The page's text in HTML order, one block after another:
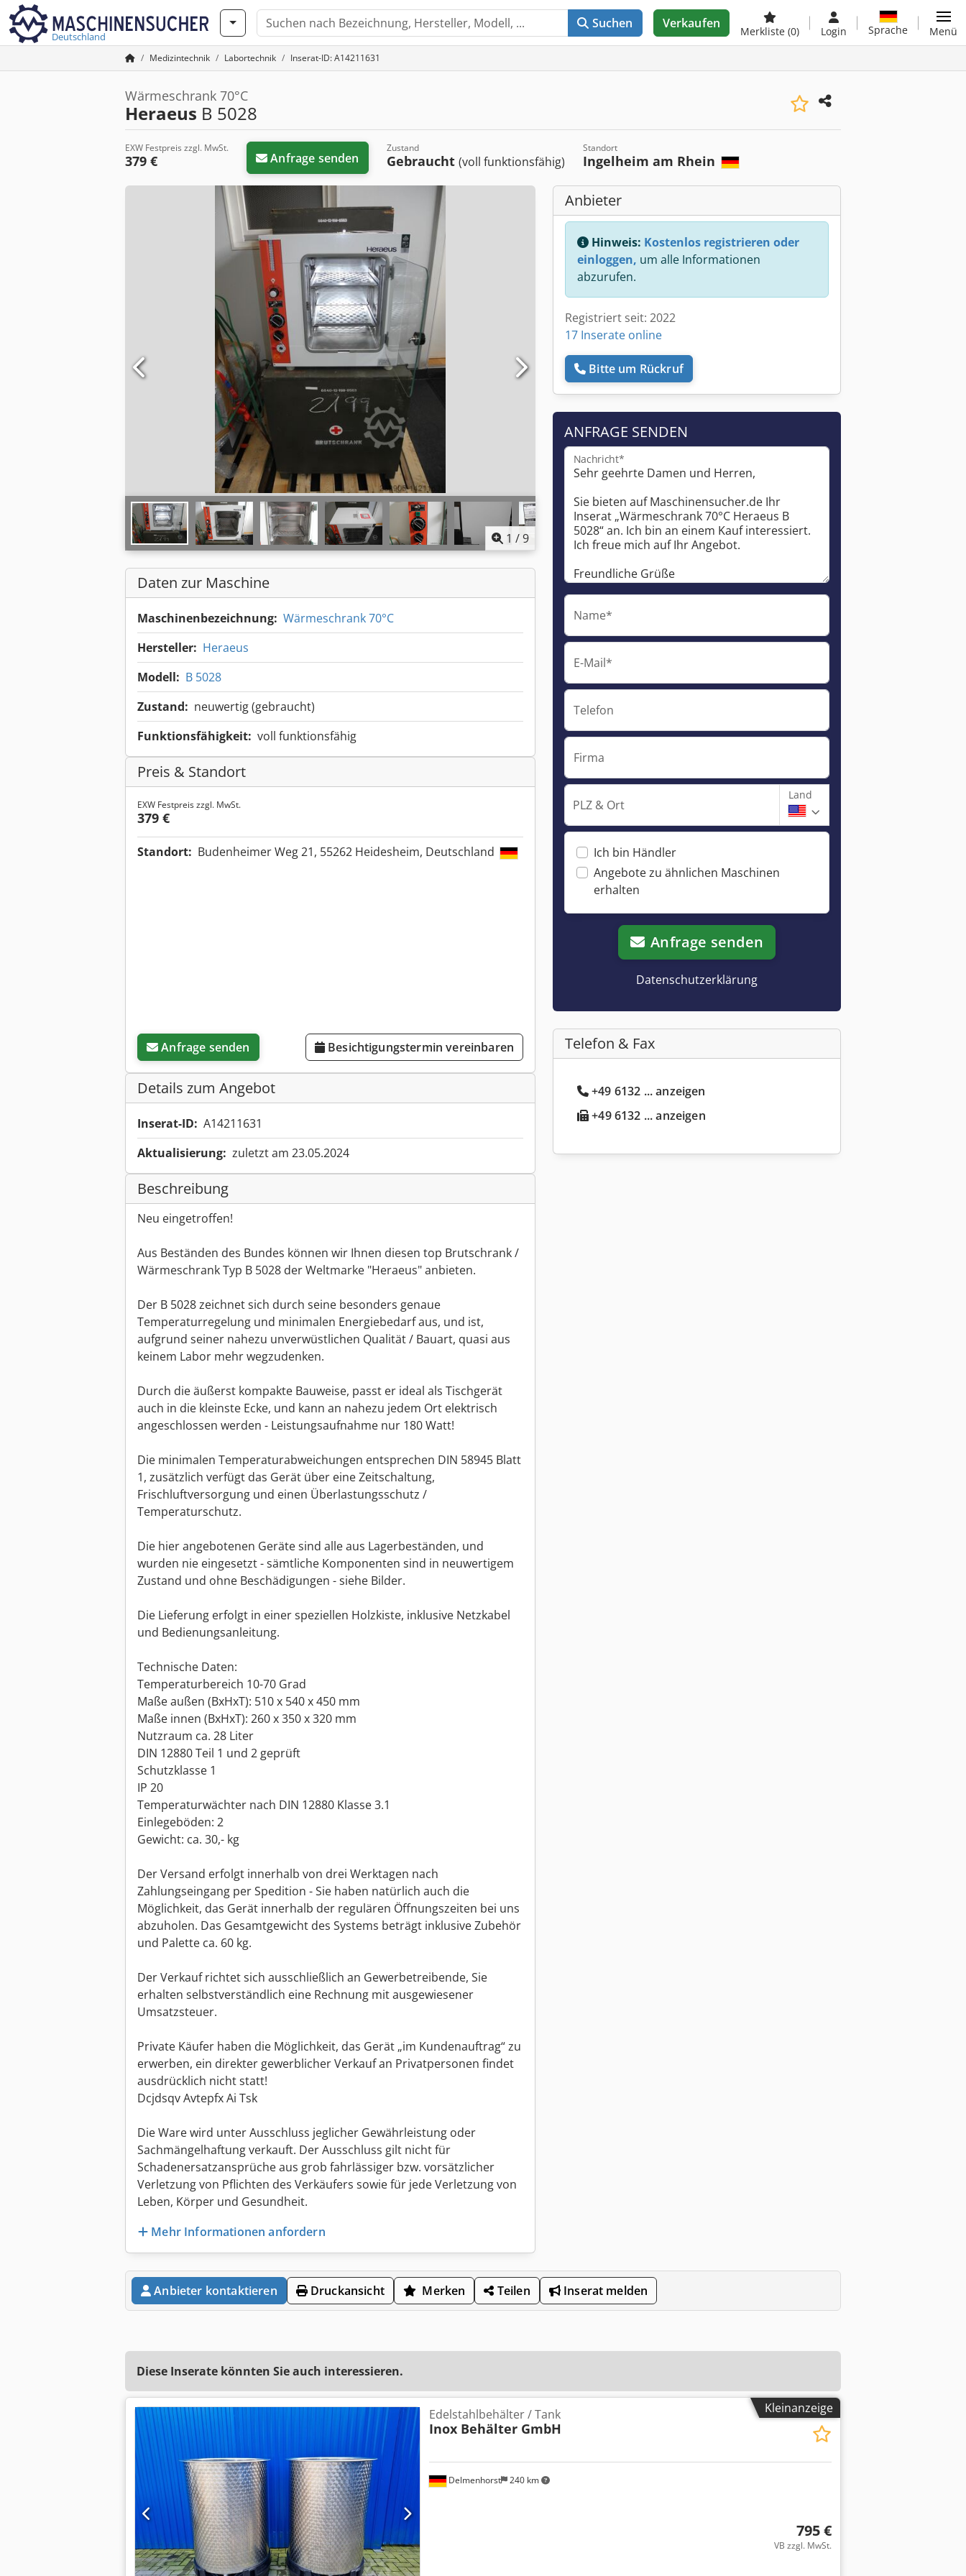
Deutschland
Suchen Verkaufen
Merkliste (0) Login Sprache Menü
Medizintechnik Labortechnik Inserat-ID: A14211631
Wärmeschrank 70°C
Heraeus B 5028
EXW Festpreis zzgl. MwSt.
379 € Anfrage senden
Zustand
Gebraucht (voll funktionsfähig)
Standort
Ingelheim am Rhein
1 /9
Daten zur Maschine
Maschinenbezeichnung: Wärmeschrank 70°C
Hersteller: Heraeus
Modell: B 5028
Zustand: neuwertig (gebraucht)
Funktionsfähigkeit: voll funktionsfähig
Preis & Standort
EXW Festpreis zzgl. MwSt.
379 €
Standort: Budenheimer Weg 21, 55262 Heidesheim, Deutschland
Anfrage senden Besichtigungstermin vereinbaren
Details zum Angebot
Inserat-ID: A14211631
Aktualisierung: zuletzt am 23.05.2024
Beschreibung
Neu eingetroffen!
Aus Beständen des Bundes können wir Ihnen diesen top Brutschrank /
Wärmeschrank Typ B 5028 der Weltmarke "Heraeus" anbieten.
Der B 5028 zeichnet sich durch seine besonders genaue
Temperaturregelung und minimalen Energiebedarf aus, und ist,
aufgrund seiner nahezu unverwüstlichen Qualität / Bauart, quasi aus
keinem Labor mehr wegzudenken.
Durch die äußerst kompakte Bauweise, passt er ideal als Tischgerät
auch in die kleinste Ecke, und kann an nahezu jedem Ort elektrisch
angeschlossen werden - Leistungsaufnahme nur 180 Watt!
Die minimalen Temperaturabweichungen entsprechen DIN 58945 Blatt
1, zusätzlich verfügt das Gerät über eine Zeitschaltung,
Frischluftversorgung und einen Überlastungsschutz /
Temperaturschutz.
Die hier angebotenen Geräte sind alle aus Lagerbeständen, und
wurden nie eingesetzt - sämtliche Komponenten sind in neuwertigem
Zustand und ohne Beschädigungen - siehe Bilder.
Die Lieferung erfolgt in einer speziellen Holzkiste, inklusive Netzkabel
und Bedienungsanleitung.
Technische Daten:
Temperaturbereich 10-70 Grad
Maße außen (BxHxT): 510 x 540 x 450 mm
Maße innen (BxHxT): 260 x 350 x 320 mm
Nutzraum ca. 28 Liter
DIN 12880 Teil 1 und 2 geprüft
Schutzklasse 1
IP 20
Temperaturwächter nach DIN 12880 Klasse 3.1
Einlegeböden: 2
Gewicht: ca. 30,- kg
Der Versand erfolgt innerhalb von drei Werktagen nach
Zahlungseingang per Spedition - Sie haben natürlich auch die
Möglichkeit, das Gerät innerhalb der regulären Öffnungszeiten bei uns
abzuholen. Das Gesamtgewicht des Systems beträgt inklusive Zubehör
und Palette ca. 60 kg.
Der Verkauf richtet sich ausschließlich an Gewerbetreibende, Sie
erhalten selbstverständlich eine Rechnung mit ausgewiesener
Umsatzsteuer.
Private Käufer haben die Möglichkeit, das Gerät „im Kundenauftrag“ zu
erwerben, ein direkter gewerblicher Verkauf an Privatpersonen findet
ausdrücklich nicht statt!
Dcjdsqv Avtepfx Ai Tsk
Die Ware wird unter Ausschluss jeglicher Gewährleistung oder
Sachmängelhaftung verkauft. Der Ausschluss gilt nicht für
Schadenersatzansprüche aus grob fahrlässiger bzw. vorsätzlicher
Verletzung von Pflichten des Verkäufers sowie für jede Verletzung von
Leben, Körper und Gesundheit.
Mehr Informationen anfordern
Anbieter
Hinweis: Kostenlos registrieren oder
einloggen, um alle Informationen
abzurufen.
Registriert seit: 2022
17 Inserate online
Bitte um Rückruf
ANFRAGE SENDEN
Nachricht*
Name*
E-Mail*
Telefon
Firma
PLZ & Ort
Land
Ich bin Händler
Angebote zu ähnlichen Maschinen
erhalten
Anfrage senden
Datenschutzerklärung
Telefon & Fax
+49 6132 ... anzeigen
+49 6132 ... anzeigen
Anbieter kontaktieren Druckansicht Merken Teilen Inserat melden
Diese Inserate könnten Sie auch interessieren.
Kleinanzeige
Delmenhorst 240 km
Edelstahlbehälter / Tank
Inox Behälter GmbH
795 €
VB zzgl. MwSt.